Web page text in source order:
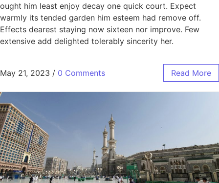
ought him least enjoy decay one quick court. Expect
warmly its tended garden him esteem had remove off.
Effects dearest staying now sixteen nor improve. Few
extensive add delighted tolerably sincerity her.
May 21, 2023 / 0 Comments Read More